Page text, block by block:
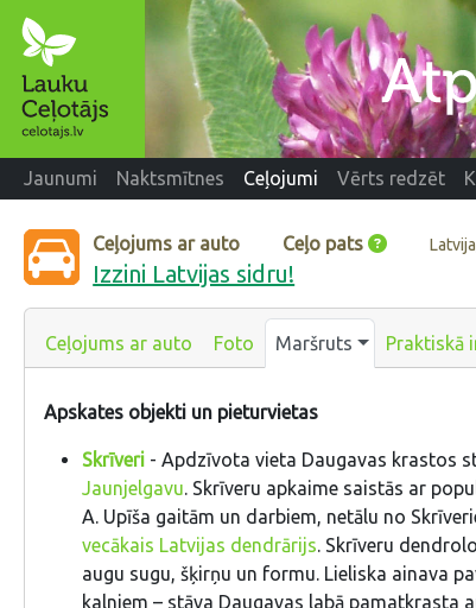
Jaunumi Naktsmītnes Ceļojumi Vērts redzēt
Ceļojums ar auto Ceļo pats
Izzini Latvijas sidru!
Ceļojums ar auto Foto Maršruts Praktiskā
Apskates objekti un pieturvietas
Skrīveri - Apdzīvota vieta Daugavas krastos
Jaunjelgavu. Skrīveru apkaime saistās ar
A. Upīša gaitām un darbiem, netālu no
vecākais Latvijas dendrārijs. Skrīveru
augu sugu, šķirņu un formu. Lieliska ainava
kalniem – stāva Daugavas labā pamatkrasta